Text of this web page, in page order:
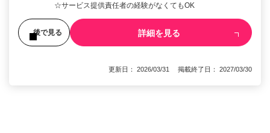
☆サービス提供責任者の経験がなくてもOK
後で見る 詳細を見る
更新日： 2026/03/31 掲載終了日： 2027/03/30